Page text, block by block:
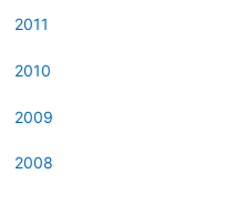
2011
2010
2009
2008